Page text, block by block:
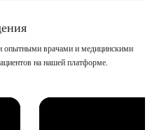
врачами и медицинскими
на нашей платформе.